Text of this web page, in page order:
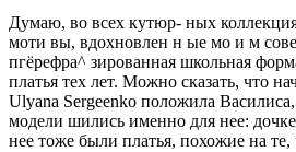
Думаю, во всех кутюр- ных
моти вы, вдохновлен н ые мо и м
пгёрефра^ зированная школьная
платья тех лет. Можно сказать, что
Ulyana Sergeenko положила
модели шились именно для нее:
нее тоже были платья, похо­жие на те,